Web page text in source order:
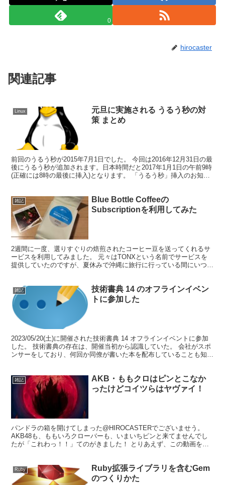
0
hirocaster
関連記事
Linux
元旦に実施される うるう秒の対
策 まとめ
前回のうるう秒が2015年7月1日でした。 今回は2016年12月31日の最
後にうるう秒が追加されます。日本時間だと2017年1月1日の午前9時
(正確には8時の最後に挿入)となります。 「うるう秒」挿入のお知ら
雑記
Blue Bottle Coffeeの
Subscriptionを利用してみた
2週間に一度、選りすぐりの焙煎されたコーヒー豆を送ってくれるサ
ービスを利用してみました。 元々はTONXという名前でサービスを
提供していたのですが、夏休みで沖縄に旅行に行っている間にいつの
雑記
技術書典 14 のオフラインイベン
トに参加した
2023/05/20(土)に開催された技術書典 14 オフラインイベントに参加
した。 技術書典の存在は、開催当初から認識していた。 会社がスポ
ンサーをしており、何回か同僚が書いた本を配布していることも知っ
雑記
AKB・ももクロはピンとこなか
ったけどコイツらはヤヴァイ！
パンドラの箱を開けてしまった@HIROCASTERでございませう。
AKB48も、ももいろクローバーも、いまいちピンと来てませんでし
たが「これわっ！！」てのがきました！ とりあえず、この動画を見
Ruby
Ruby拡張ライブラリを含むGem
のつくりかた